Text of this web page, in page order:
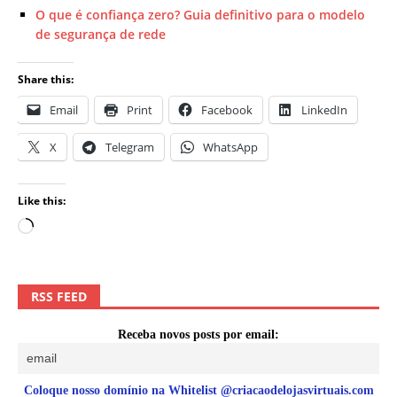
O que é confiança zero? Guia definitivo para o modelo
de segurança de rede
Share this:
Email Print Facebook LinkedIn
X Telegram WhatsApp
Like this:
RSS FEED
Receba novos posts por email:
Coloque nosso domínio na Whitelist @criacaodelojasvirtuais.com